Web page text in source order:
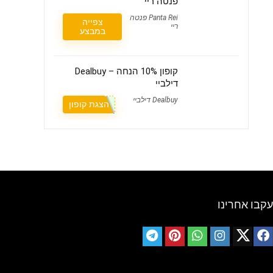
Panta Rei פנטה
ריי
צפייה
במבצע
קופון 10% הנחה – Dealbuy
דילביי
Dealbuy דילביי הצגת קופון
עקבו אחרינו